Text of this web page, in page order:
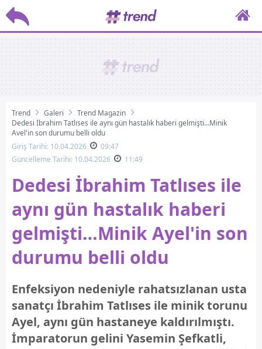
Trend Galeri
Trend Magazin
Dedesi İbrahim Tatlıses ile aynı gün hastalık haberi gelmişti…Minik
Ayel'in son durumu belli oldu
Giriş Tarihi: 10.04.2026
09:47
Güncelleme Tarihi: 10.04.2026
11:49
Dedesi İbrahim Tatlıses ile
aynı gün hastalık haberi
gelmişti…Minik Ayel'in son
durumu belli oldu
Enfeksiyon nedeniyle rahatsızlanan usta
sanatçı İbrahim Tatlıses ile minik torunu
Ayel, aynı gün hastaneye kaldırılmıştı.
İmparatorun gelini Yasemin Şefkatli,